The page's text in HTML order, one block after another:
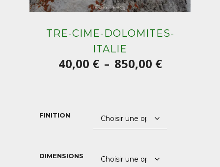
TRE-CIME-DOLOMITES-
ITALIE
40,00 € – 850,00 €Plage
à
FINITION
DIMENSIONS